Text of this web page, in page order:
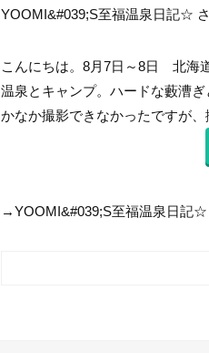
YOOMI&#039;S至福温泉日記☆
こんにちは。8月7日～8日 北海
温泉とキャンプ。ハードな藪漕
かなか撮影できなかったですが
→YOOMI&#039;S至福温泉日記